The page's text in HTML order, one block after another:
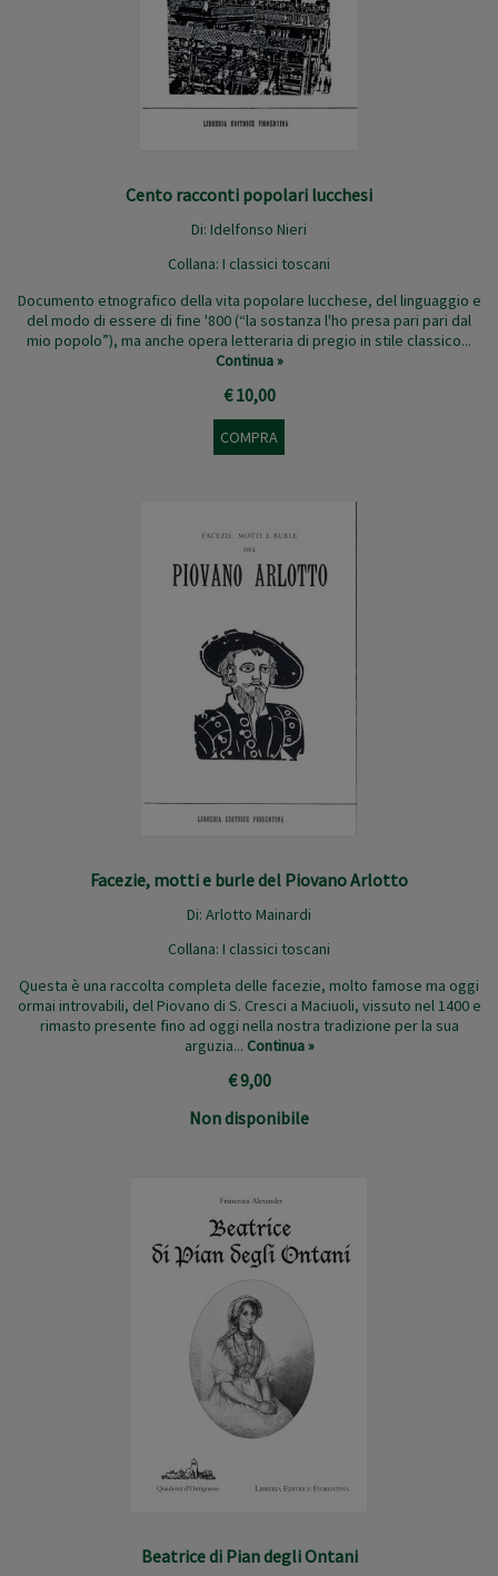
Cento racconti popolari lucchesi
Di: Idelfonso Nieri
Collana: I classici toscani
Documento etnografico della vita popolare lucchese, del linguaggio e
del modo di essere di fine '800 (“la sostanza l'ho presa pari pari dal
mio popolo”), ma anche opera letteraria di pregio in stile classico...
Continua »
€ 10,00
COMPRA
Facezie, motti e burle del Piovano Arlotto
Di: Arlotto Mainardi
Collana: I classici toscani
Questa è una raccolta completa delle facezie, molto famose ma oggi
ormai introvabili, del Piovano di S. Cresci a Maciuoli, vissuto nel 1400 e
rimasto presente fino ad oggi nella nostra tradizione per la sua
arguzia... Continua »
€ 9,00
Non disponibile
Beatrice di Pian degli Ontani